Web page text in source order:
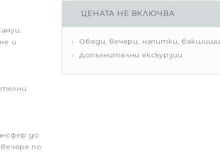
и
до
по
ЦЕНАТА НЕ ВКЛЮЧВА
Обяди, вечери, напитки, бакшиши
Допълнителни екскурзии